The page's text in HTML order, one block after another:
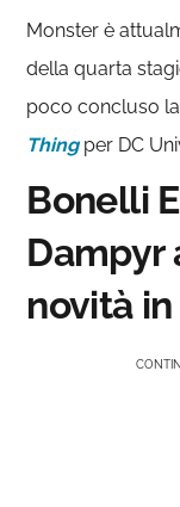
Monster è
della quarta
poco concluso
Thingper DC
Bonelli
Dampyr
novità